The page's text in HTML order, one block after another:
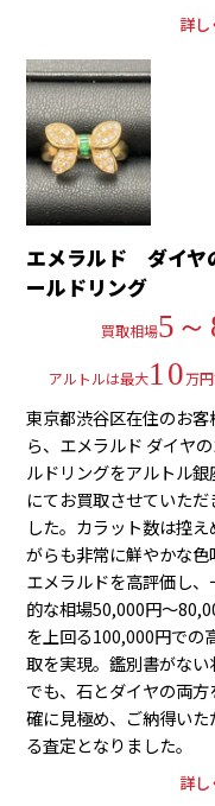
詳し
エメラルド ダイヤ
ールドリング
買取相場5～
アルトルは最大10万
東京都渋谷区在住のお客
ら、エメラルド ダイヤ
ルドリングをアルトル銀
にてお買取させていただ
した。カラット数は控え
がらも非常に鮮やかな色
エメラルドを高評価し、
的な相場50,000円～
を上回る100,000円での
取を実現。鑑別書がない
でも、石とダイヤの両方
確に見極め、ご納得いた
る査定となりました。
詳し